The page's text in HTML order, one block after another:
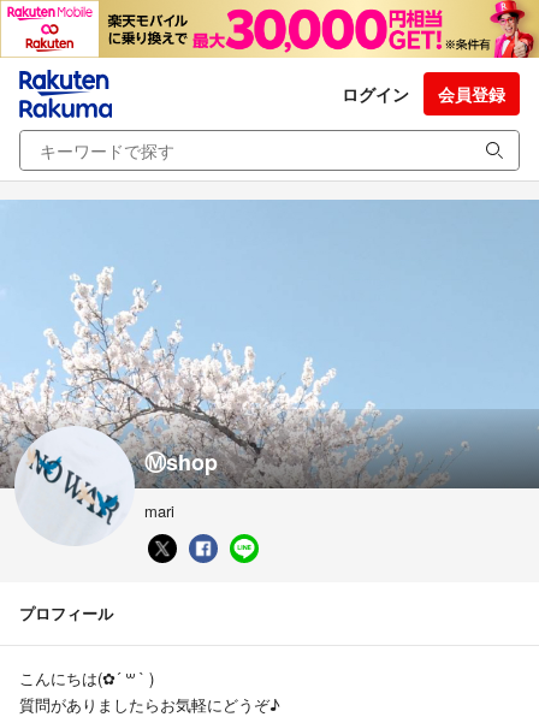
ログイン 会員登録
Ⓜ︎shop
mari
プロフィール
こんにちは(✿´ ꒳ ` )
質問がありましたらお気軽にどうぞ♪